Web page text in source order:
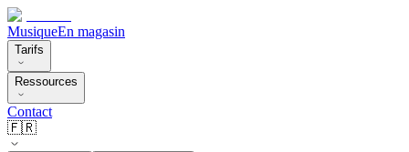
MusiqueEn magasin
Tarifs
Ressources
Contact
🇫🇷